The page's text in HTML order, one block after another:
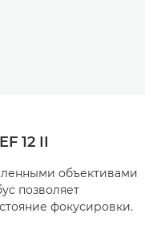
12 II
объективами
позволяет
фокусировки.